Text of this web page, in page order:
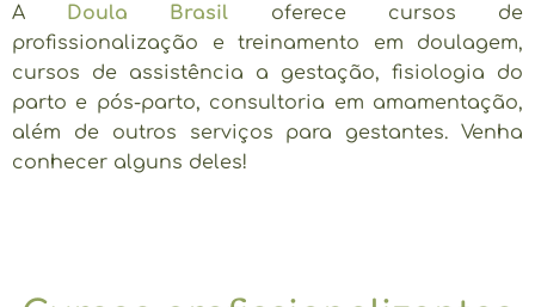
A Doula Brasil oferece cursos de
profissionalização e treinamento em doulagem,
cursos de assistência a gestação, fisiologia do
parto e pós-parto, consultoria em amamentação,
além de outros serviços para gestantes. Venha
conhecer alguns deles!